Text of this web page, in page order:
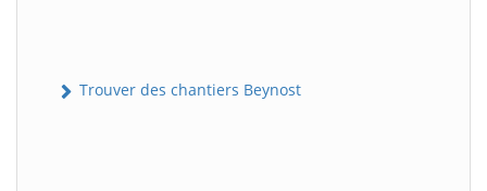
Trouver des chantiers Beynost